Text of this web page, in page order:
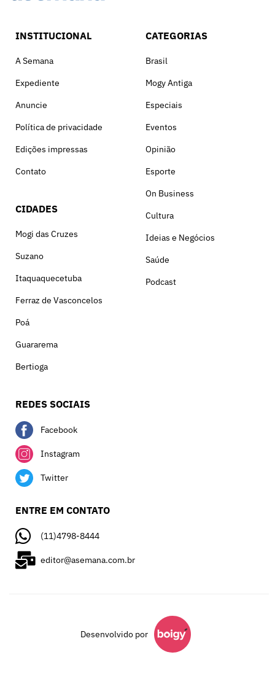
INSTITUCIONAL
A Semana
Expediente
Anuncie
Política de privacidade
Edições impressas
Contato
CIDADES
Mogi das Cruzes
Suzano
Itaquaquecetuba
Ferraz de Vasconcelos
Poá
Guararema
Bertioga
CATEGORIAS
Brasil
Mogy Antiga
Especiais
Eventos
Opinião
Esporte
On Business
Cultura
Ideias e Negócios
Saúde
Podcast
REDES SOCIAIS
Facebook
Instagram
Twitter
ENTRE EM CONTATO
(11)4798-8444
editor@asemana.com.br
Desenvolvido por